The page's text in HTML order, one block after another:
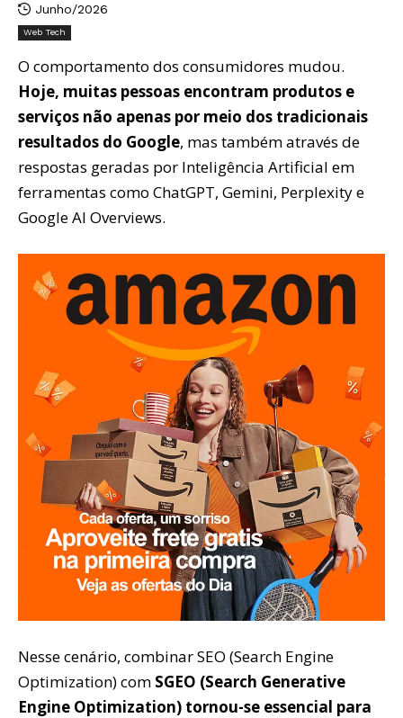
Junho/2026
Web Tech
O comportamento dos consumidores mudou.
Hoje, muitas pessoas encontram produtos e
serviços não apenas por meio dos tradicionais
resultados do Google, mas também através de
respostas geradas por Inteligência Artificial em
ferramentas como ChatGPT, Gemini, Perplexity e
Google AI Overviews.
Nesse cenário, combinar SEO (Search Engine
Optimization) com SGEO (Search Generative
Engine Optimization) tornou-se essencial para